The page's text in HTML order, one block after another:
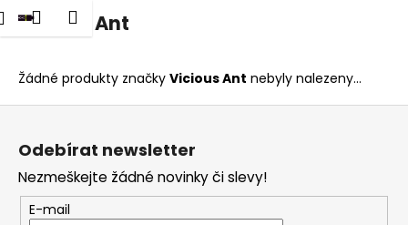
Přejít
na
PřihlášeníNákupní
Menu
Vicious Ant
Žádné produkty značky Vicious Ant nebyly nalezeny...
K
o
k C
p
o
t
Odebírat newsletter
Nezmeškejte žádné novinky či slevy!
E-mail